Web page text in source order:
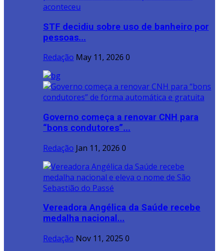
STF decidiu sobre uso de banheiro por
pessoas...
Redação May 11, 2026 0
Governo começa a renovar CNH para
“bons condutores”...
Redação Jan 11, 2026 0
Vereadora Angélica da Saúde recebe
medalha nacional...
Redação Nov 11, 2025 0